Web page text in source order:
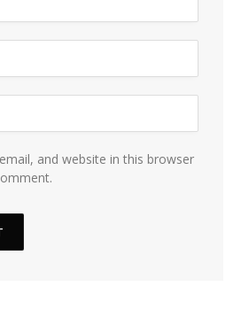
and website in this browser